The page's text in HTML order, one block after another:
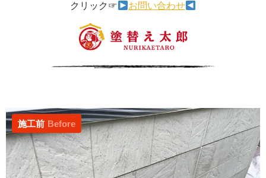
クリック☞ お問い合わせ
施工前 Before